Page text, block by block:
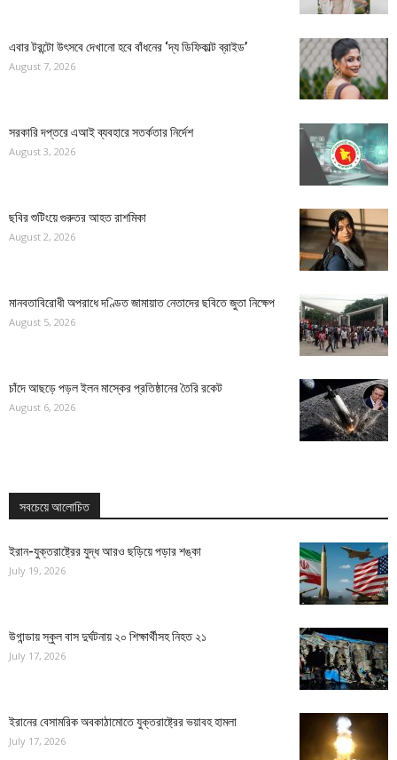
এবার টরন্টো উৎসবে দেখানো হবে বাঁধনের ‘দ্য ডিফিকাল্ট ব্রাইড’
August 7, 2026
সরকারি দপ্তরে এআই ব্যবহারে সতর্কতার নির্দেশ
August 3, 2026
ছবির শুটিংয়ে গুরুতর আহত রাশমিকা
August 2, 2026
মানবতাবিরোধী অপরাধে দণ্ডিত জামায়াত নেতাদের ছবিতে জুতা নিক্ষেপ
August 5, 2026
চাঁদে আছড়ে পড়ল ইলন মাস্কের প্রতিষ্ঠানের তৈরি রকেট
August 6, 2026
সবচেয়ে আলোচিত
ইরান-যুক্তরাষ্ট্রের যুদ্ধ আরও ছড়িয়ে পড়ার শঙ্কা
July 19, 2026
উগান্ডায় স্কুল বাস দুর্ঘটনায় ২০ শিক্ষার্থীসহ নিহত ২১
July 17, 2026
ইরানের বেসামরিক অবকাঠামোতে যুক্তরাষ্ট্রের ভয়াবহ হামলা
July 17, 2026